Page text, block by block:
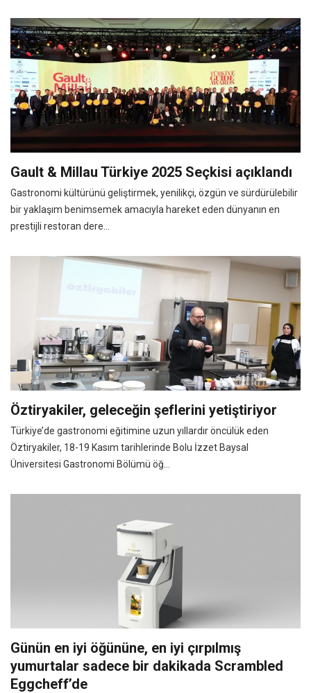
Gault & Millau Türkiye 2025 Seçkisi açıklandı
Gastronomi kültürünü geliştirmek, yenilikçi, özgün ve sürdürülebilir
bir yaklaşım benimsemek amacıyla hareket eden dünyanın en
prestijli restoran dere...
Öztiryakiler, geleceğin şeflerini yetiştiriyor
Türkiye’de gastronomi eğitimine uzun yıllardır öncülük eden
Öztiryakiler, 18-19 Kasım tarihlerinde Bolu İzzet Baysal
Üniversitesi Gastronomi Bölümü öğ...
Günün en iyi öğününe, en iyi çırpılmış
yumurtalar sadece bir dakikada Scrambled
Eggcheff’de